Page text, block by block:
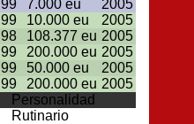
99 7.000 eu
2005
99 10.000 eu
2005
98 108.377 eu 2005
99 200.000 eu 2005
99 50.000 eu
2005
99 200.000 eu 2005
Personalidad
Rutinario